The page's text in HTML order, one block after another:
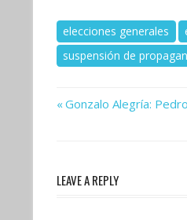
elecciones generales
suspensión de
Navegación
entradas
Previous
Gonzalo Alegría:
LEAVE A REPLY